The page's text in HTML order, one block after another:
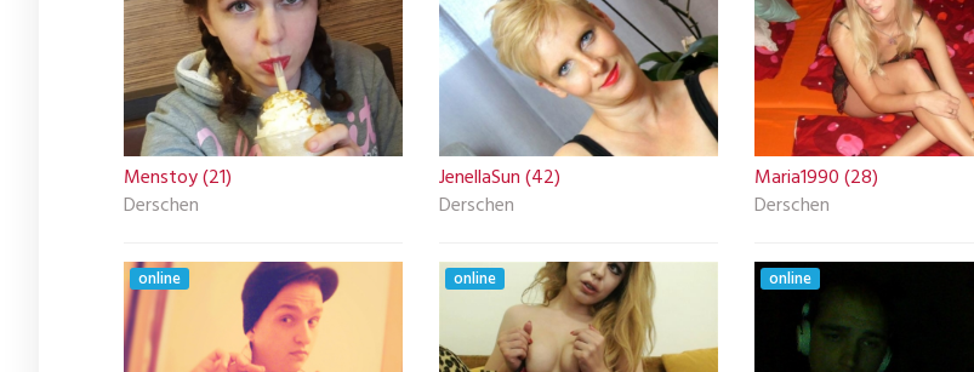
Menstoy (21)
Derschen
JenellaSun (42)
Derschen
Maria1990 (28)
Derschen
online online online